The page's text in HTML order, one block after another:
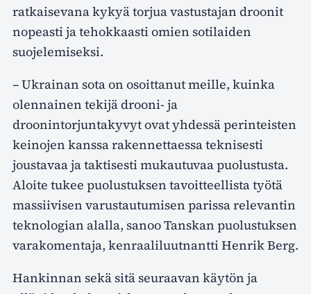
ratkaisevana kykyä torjua vastustajan droonit
nopeasti ja tehokkaasti omien sotilaiden
suojelemiseksi.
– Ukrainan sota on osoittanut meille, kuinka
olennainen tekijä drooni- ja
droonintorjuntakyvyt ovat yhdessä perinteisten
keinojen kanssa rakennettaessa teknisesti
joustavaa ja taktisesti mukautuvaa puolustusta.
Aloite tukee puolustuksen tavoitteellista työtä
massiivisen varustautumisen parissa relevantin
teknologian alalla, sanoo Tanskan puolustuksen
varakomentaja, kenraaliluutnantti Henrik Berg.
Hankinnan sekä sitä seuraavan käytön ja